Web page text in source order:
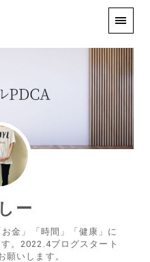
ー
金」「時間」「健康」に
。2022.4ブログスタート
願いします。